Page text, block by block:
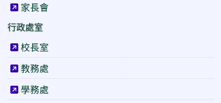
家長會
行政處室
校長室
教務處
學務處